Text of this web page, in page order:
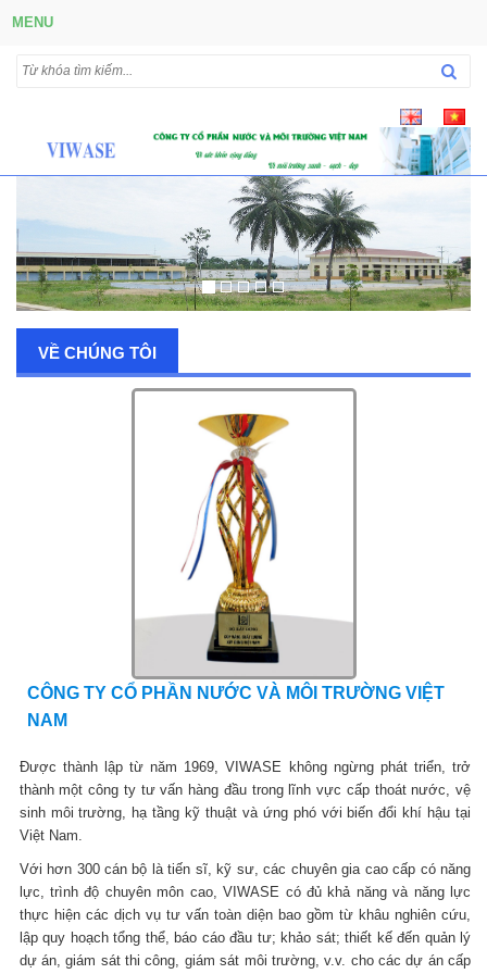
MENU
VỀ CHÚNG TÔI
CÔNG TY CỔ PHẦN NƯỚC VÀ MÔI TRƯỜNG VIỆT
NAM
Được thành lập từ năm 1969, VIWASE không ngừng phát triển, trở
thành một công ty tư vấn hàng đầu trong lĩnh vực cấp thoát nước, vệ
sinh môi trường, hạ tầng kỹ thuật và ứng phó với biến đổi khí hậu tại
Việt Nam.
Với hơn 300 cán bộ là tiến sĩ, kỹ sư, các chuyên gia cao cấp có năng
lực, trình độ chuyên môn cao, VIWASE có đủ khả năng và năng lực
thực hiện các dịch vụ tư vấn toàn diện bao gồm từ khâu nghiên cứu,
lập quy hoạch tổng thể, báo cáo đầu tư; khảo sát; thiết kế đến quản lý
dự án, giám sát thi công, giám sát môi trường, v.v. cho các dự án cấp